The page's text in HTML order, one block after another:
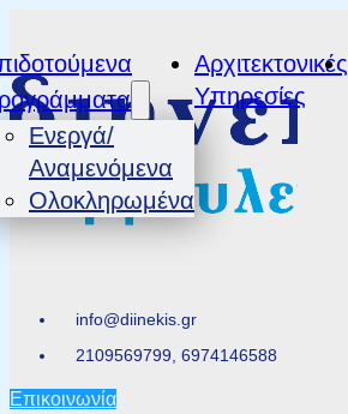
info@diinekis.gr
2109569799, 6974146588
Επικοινωνία
Ενεργά/
Αναμενόμενα
Ολοκληρωμένα
Αρχιτεκτονικές
Υπηρεσίες